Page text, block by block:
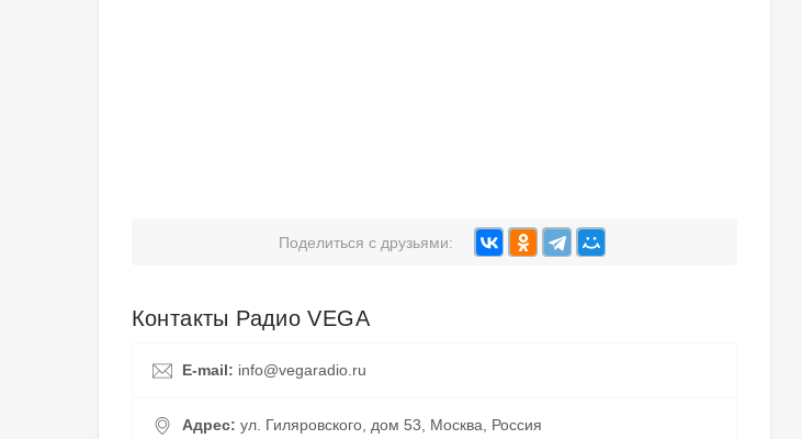
Поделиться с друзьями:
Контакты Радио VEGA
E-mail: info@vegaradio.ru
Адрес: ул. Гиляровского, дом 53, Москва, Россия